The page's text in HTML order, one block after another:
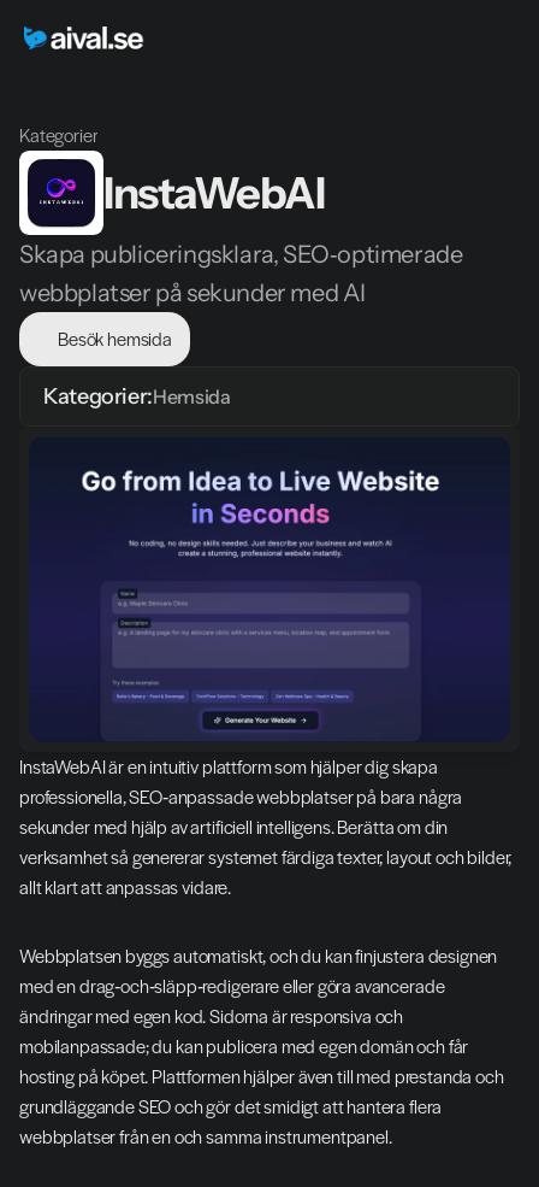
Kategorier
InstaWebAI
Skapa publiceringsklara, SEO‑optimerade
webbplatser på sekunder med AI
Besök hemsida
Kategorier:Hemsida
InstaWebAI är en intuitiv plattform som hjälper dig skapa
professionella, SEO‑anpassade webbplatser på bara några
sekunder med hjälp av artificiell intelligens. Berätta om din
verksamhet så genererar systemet färdiga texter, layout och bilder,
allt klart att anpassas vidare.
Webbplatsen byggs automatiskt, och du kan finjustera designen
med en drag‑och‑släpp‑redigerare eller göra avancerade
ändringar med egen kod. Sidorna är responsiva och
mobilanpassade; du kan publicera med egen domän och får
hosting på köpet. Plattformen hjälper även till med prestanda och
grundläggande SEO och gör det smidigt att hantera flera
webbplatser från en och samma instrumentpanel.